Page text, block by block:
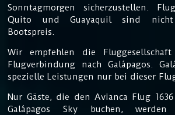
Sonntagmorgen sicherzustellen.
Quito und Guayaquil sind
Bootspreis.
Wir empfehlen die
Flugverbindung nach Galápagos.
spezielle Leistungen nur bei dieser
Nur Gäste, die den Avianca Flug
Galápagos Sky buchen,